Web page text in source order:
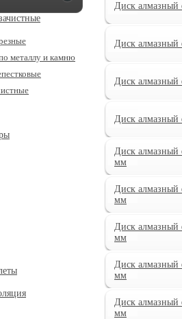
металлу и камню
Диск алмазный
Диск алмазный
Диск алмазный
Диск алмазный
Диск алмазный
мм
Диск алмазный
мм
Диск алмазный
мм
Диск алмазный
мм
Диск алмазный
мм